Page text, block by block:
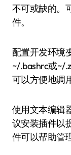
不可或缺的。
件。
配置开发环境
~/.bashrc或~/
可以方便地调
使用文本编辑
议安装插件以
件可以帮助管